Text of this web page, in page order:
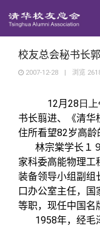
百
校
校
校友总会秘书长
2007-12-28 | 浏览
12月 28日
书长翦进、《清华
住所看望82岁高龄
林宗棠学长１
家科委高能物理工
装备领导小组副组
口办公室主任，
等职，现任中国名
1958年，经毛